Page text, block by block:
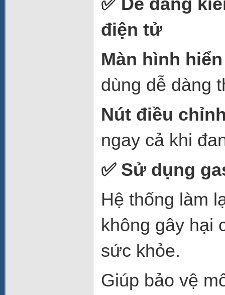
điện tử
Màn hình
dùng dễ dàng
Nút điều
ngay cả khi
✅Sử dụng
Hệ thống làm
không gây hại
sức khỏe.
Giúp bảo vệ